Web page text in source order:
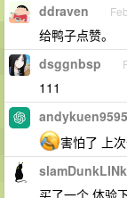
ddraven
给鸭子点赞。
dsggnbsp
111
害怕了 上
slamDunkLINk
买了一个,体验